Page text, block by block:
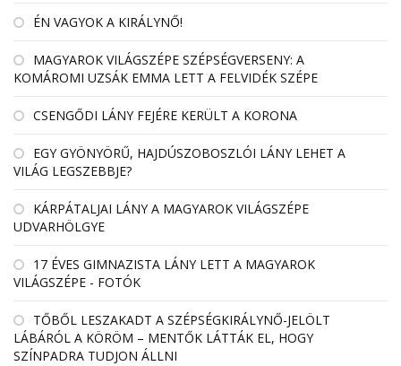
ÉN VAGYOK A KIRÁLYNŐ!
MAGYAROK VILÁGSZÉPE SZÉPSÉGVERSENY: A
KOMÁROMI UZSÁK EMMA LETT A FELVIDÉK SZÉPE
CSENGŐDI LÁNY FEJÉRE KERÜLT A KORONA
EGY GYÖNYÖRŰ, HAJDÚSZOBOSZLÓI LÁNY LEHET A
VILÁG LEGSZEBBJE?
KÁRPÁTALJAI LÁNY A MAGYAROK VILÁGSZÉPE
UDVARHÖLGYE
17 ÉVES GIMNAZISTA LÁNY LETT A MAGYAROK
VILÁGSZÉPE - FOTÓK
TŐBŐL LESZAKADT A SZÉPSÉGKIRÁLYNŐ-JELÖLT
LÁBÁRÓL A KÖRÖM – MENTŐK LÁTTÁK EL, HOGY
SZÍNPADRA TUDJON ÁLLNI